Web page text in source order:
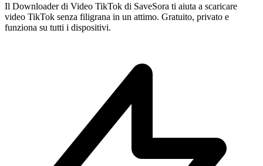
Il Downloader di Video TikTok di SaveSora ti aiuta a scaricare
video TikTok senza filigrana in un attimo. Gratuito, privato e
funziona su tutti i dispositivi.